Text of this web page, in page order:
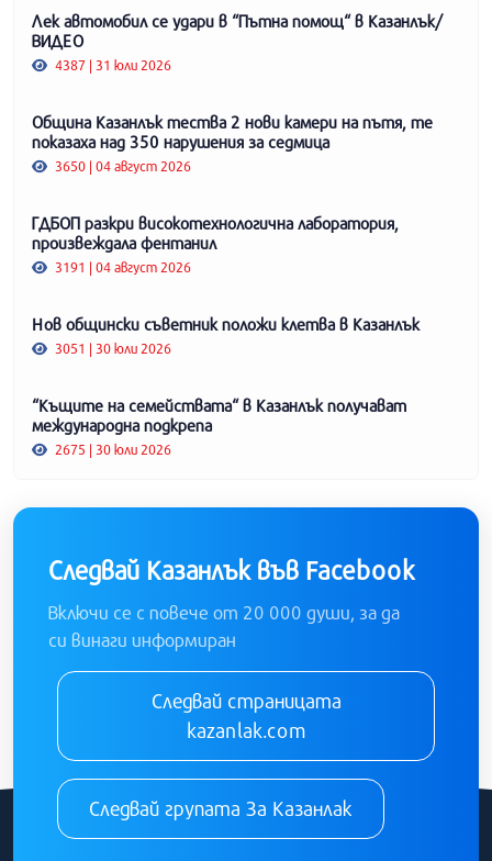
Лек автомобил се удари в “Пътна помощ“ в Казанлък/
ВИДЕО
4387 | 31 юли 2026
Община Казанлък тества 2 нови камери на пътя, те
показаха над 350 нарушения за седмица
3650 | 04 август 2026
ГДБОП разкри високотехнологична лаборатория,
произвеждала фентанил
3191 | 04 август 2026
Нов общински съветник положи клетва в Казанлък
3051 | 30 юли 2026
“Къщите на семействата“ в Казанлък получават
международна подкрепа
2675 | 30 юли 2026
Следвай Казанлък във Facebook
Включи се с повече от 20 000 души, за да
си винаги информиран
Следвай страницата
kazanlak.com
Следвай групата За Казанлак